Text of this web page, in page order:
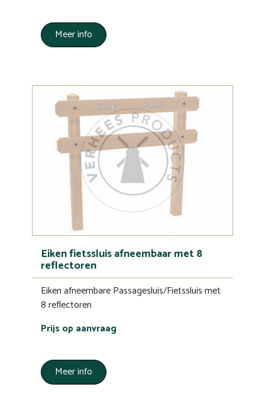
Meer info
Eiken fietssluis afneembaar met 8
reflectoren
Eiken afneembare Passagesluis/Fietssluis met
8 reflectoren
Prijs op aanvraag
Meer info